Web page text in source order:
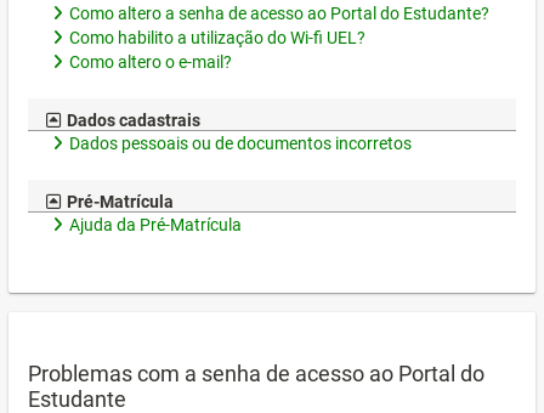
Como altero a senha de acesso ao Portal do Estudante?
Como habilito a utilização do Wi-fi UEL?
Como altero o e-mail?
Dados cadastrais
Dados pessoais ou de documentos incorretos
Pré-Matrícula
Ajuda da Pré-Matrícula
Problemas com a senha de acesso ao Portal do
Estudante